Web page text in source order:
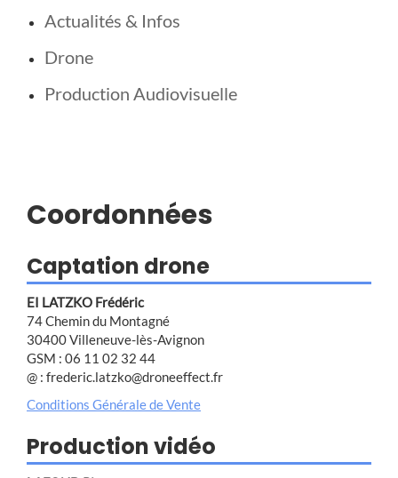
Actualités & Infos
Drone
Production Audiovisuelle
Coordonnées
Captation drone
EI LATZKO Frédéric
74 Chemin du Montagné
30400 Villeneuve-lès-Avignon
GSM : 06 11 02 32 44
@ : frederic.latzko@droneeffect.fr
Conditions Générale de Vente
Production vidéo